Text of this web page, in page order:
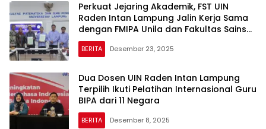
Perkuat Jejaring Akademik, FST UIN
Raden Intan Lampung Jalin Kerja Sama
dengan FMIPA Unila dan Fakultas Sains
Itera
BERITA Desember 23, 2025
Dua Dosen UIN Raden Intan Lampung
Terpilih Ikuti Pelatihan Internasional Guru
BIPA dari 11 Negara
BERITA Desember 8, 2025